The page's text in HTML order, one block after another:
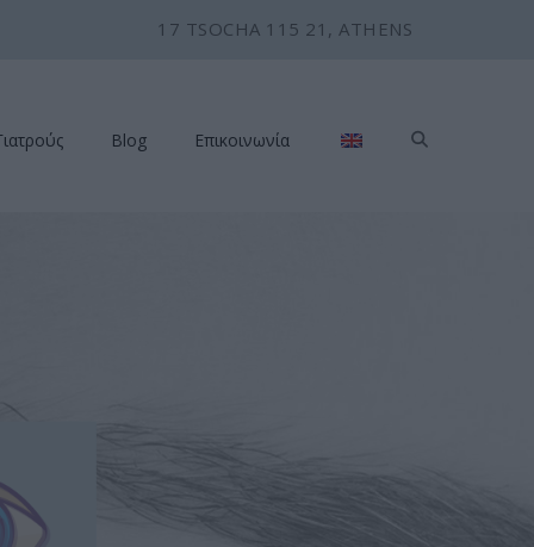
17 TSOCHA 115 21, ATHENS
Blog Επικοινωνία